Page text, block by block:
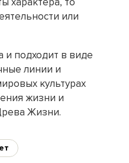
или
и подходит в виде
линии и
культурах
жизни и
Жизни.